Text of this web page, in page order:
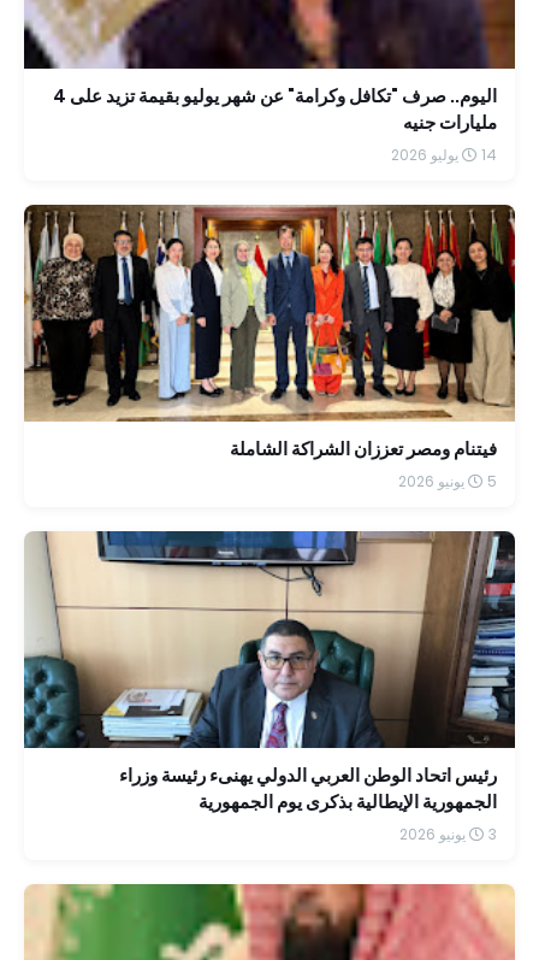
اليوم.. صرف "تكافل وكرامة" عن شهر يوليو بقيمة تزيد على 4
مليارات جنيه
14 يوليو 2026
فيتنام ومصر تعززان الشراكة الشاملة
5 يونيو 2026
رئيس اتحاد الوطن العربي الدولي يهنىء رئيسة وزراء
الجمهورية الإيطالية بذكرى يوم الجمهورية
3 يونيو 2026